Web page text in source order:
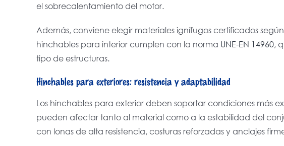
el sobrecalentamiento del motor.
Además, conviene elegir materiales ignífugos certificados
hinchables para interior cumplen con la norma UNE-EN 14960,
tipo de estructuras.
Hinchables para exteriores: resistencia y adaptabilidad
Los hinchables para exterior deben soportar condiciones más
pueden afectar tanto al material como a la estabilidad del
con lonas de alta resistencia, costuras reforzadas y anclajes